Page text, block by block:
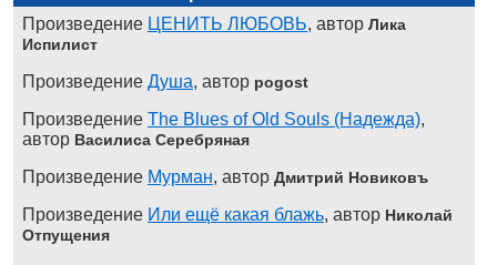
Произведение ЦЕНИТЬ ЛЮБОВЬ, автор Лика
Испилист
Произведение Душа, автор pogost
Произведение The Blues of Old Souls (Надежда),
автор Василиса Серебряная
Произведение Мурман, автор Дмитрий Новиковъ
Произведение Или ещё какая блажь, автор Николай
Отпущения